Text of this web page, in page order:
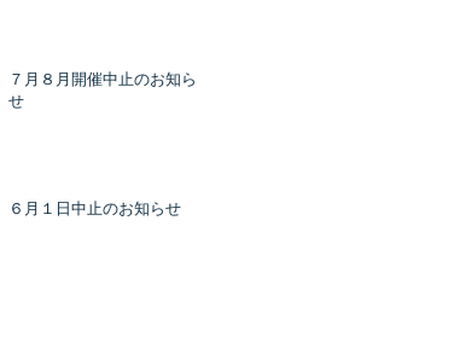
７月８月開催中止のお知ら
せ
６月１日中止のお知らせ